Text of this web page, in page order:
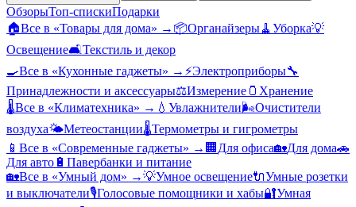
ОбзорыТоп-спискиПодарки
🏠Все в «Товары для дома» → 📦Органайзеры🧹 Уборка💡
Освещение🛋️Текстиль и декор
🍳Все в «Кухонные гаджеты» → ⚡Электроприборы🔧
Принадлежности и аксессуары⚖️Измерение 🫙 Хранение
🌡️Все в «Климатехника» → 💧 Увлажнители🌬️Очистители
воздуха🌤️Метеостанции🌡️Термометры и гигрометры
📱 Все в «Современные гаджеты» → 🏢 Для офиса🏡Для дома🚗
Для авто 🔋 Павербанки и питание
🏡Все в «Умный дом» →💡Умное освещение🔌Умные розетки
и выключатели🎙️Голосовые помощники и хабы🔐Умная